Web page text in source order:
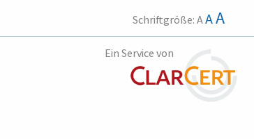
Schriftgröße: AAA
Ein Service von